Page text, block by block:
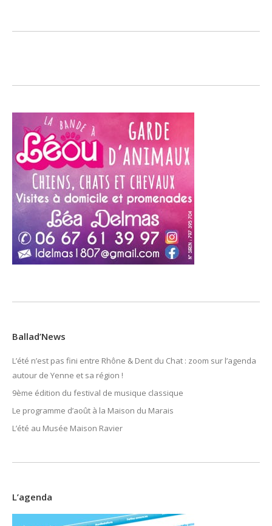
Ballad’News
L’été n’est pas fini entre Rhône & Dent du Chat : zoom sur l’agenda
autour de Yenne et sa région !
9ème édition du festival de musique classique
Le programme d’août à la Maison du Marais
L’été au Musée Maison Ravier
L’agenda